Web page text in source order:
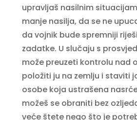
upravljaš nasilnim
manje nasilja, da se ne
da vojnik bude spremniji
zadatke. U slučaju s
može preuzeti kontrolu nad
položiti ju na zemlju i staviti
osobe koja ustrašena
možeš se obraniti bez
veće štete nego što je